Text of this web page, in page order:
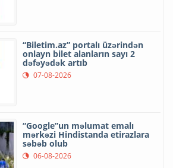
“Biletim.az” portalı üzərindən
onlayn bilet alanların sayı 2
dəfəyədək artıb
07-08-2026
“Google”un məlumat emalı
mərkəzi Hindistanda etirazlara
səbəb olub
06-08-2026